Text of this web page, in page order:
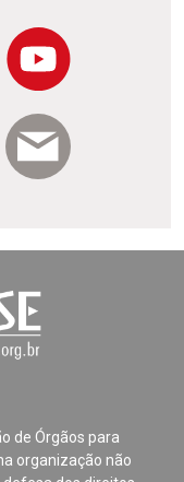
de Órgãos para
organização não